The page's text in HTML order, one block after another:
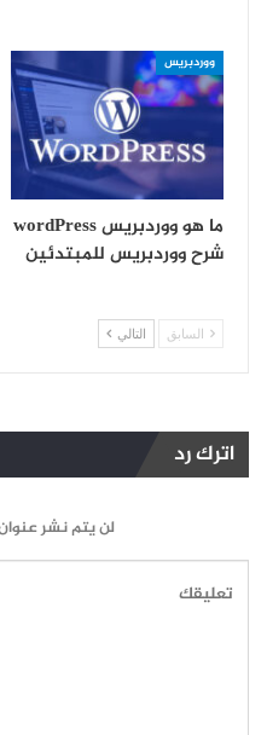
ووردبريس
ما هو ووردبريس wordPress
شرح ووردبريس للمبتدئين
السابق التالي
اترك رد
لن يتم نشر